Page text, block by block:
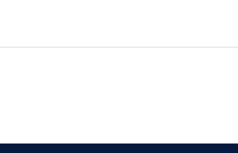
Cabernet Sauvignon: